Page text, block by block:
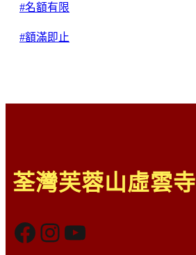
#名額有限
#額滿即止
荃灣芙蓉山虛雲寺
Facebook Instagram YouTube